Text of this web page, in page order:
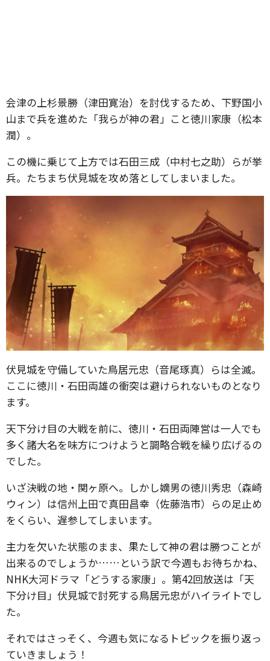
会津の上杉景勝（津田寛治）を討伐するため、下野国小
山まで兵を進めた「我らが神の君」こと徳川家康（松本
潤）。
この機に乗じて上方では石田三成（中村七之助）らが挙
兵。たちまち伏見城を攻め落としてしまいました。
伏見城を守備していた鳥居元忠（音尾琢真）らは全滅。
ここに徳川・石田両雄の衝突は避けられないものとなり
ます。
天下分け目の大戦を前に、徳川・石田両陣営は一人でも
多く諸大名を味方につけようと調略合戦を繰り広げるの
でした。
いざ決戦の地・関ヶ原へ。しかし嫡男の徳川秀忠（森崎
ウィン）は信州上田で真田昌幸（佐藤浩市）らの足止め
をくらい、遅参してしまいます。
主力を欠いた状態のまま、果たして神の君は勝つことが
出来るのでしょうか……という訳で今週もお待ちかね、
NHK大河ドラマ「どうする家康」。第42回放送は「天
下分け目」伏見城で討死する鳥居元忠がハイライトでし
た。
それではさっそく、今週も気になるトピックを振り返っ
ていきましょう！